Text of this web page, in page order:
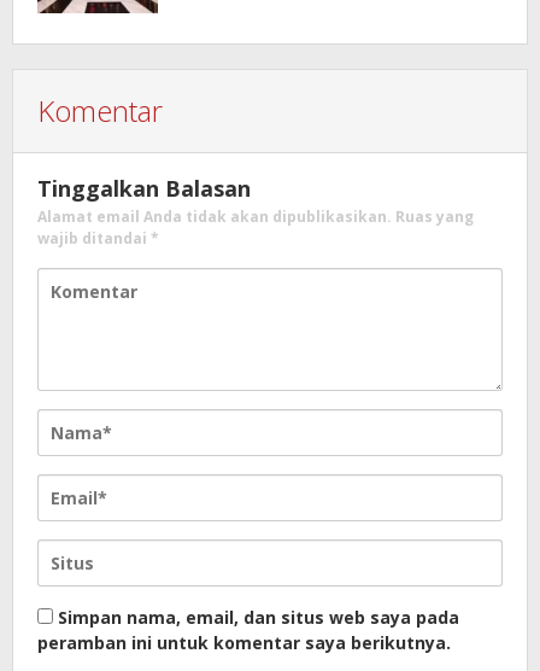
Komentar
Tinggalkan Balasan
Alamat email Anda tidak akan dipublikasikan. Ruas yang
wajib ditandai *
Simpan nama, email, dan situs web saya pada
peramban ini untuk komentar saya berikutnya.